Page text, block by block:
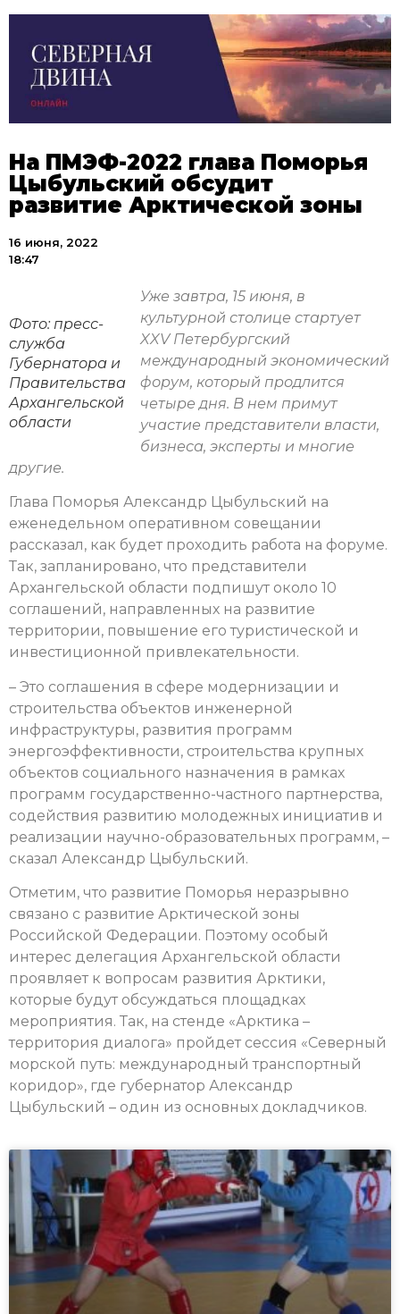
На ПМЭФ-2022 глава Поморья
Цыбульский обсудит
развитие Арктической зоны
16 июня, 2022
18:47
Фото: пресс-
служба
Губернатора и
Правительства
Архангельской
области
Уже завтра, 15 июня, в
культурной столице стартует
XXV Петербургский
международный экономический
форум, который продлится
четыре дня. В нем примут
участие представители власти,
бизнеса, эксперты и многие
другие.
Глава Поморья Александр Цыбульский на
еженедельном оперативном совещании
рассказал, как будет проходить работа на форуме.
Так, запланировано, что представители
Архангельской области подпишут около 10
соглашений, направленных на развитие
территории, повышение его туристической и
инвестиционной привлекательности.
– Это соглашения в сфере модернизации и
строительства объектов инженерной
инфраструктуры, развития программ
энергоэффективности, строительства крупных
объектов социального назначения в рамках
программ государственно-частного партнерства,
содействия развитию молодежных инициатив и
реализации научно-образовательных программ, –
сказал Александр Цыбульский.
Отметим, что развитие Поморья неразрывно
связано с развитие Арктической зоны
Российской Федерации. Поэтому особый
интерес делегация Архангельской области
проявляет к вопросам развития Арктики,
которые будут обсуждаться площадках
мероприятия. Так, на стенде «Арктика –
территория диалога» пройдет сессия «Северный
морской путь: международный транспортный
коридор», где губернатор Александр
Цыбульский – один из основных докладчиков.